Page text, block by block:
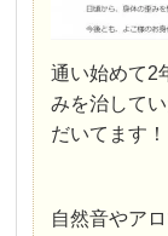
通い始めて2
みを治して
だいてます！
自然音やア